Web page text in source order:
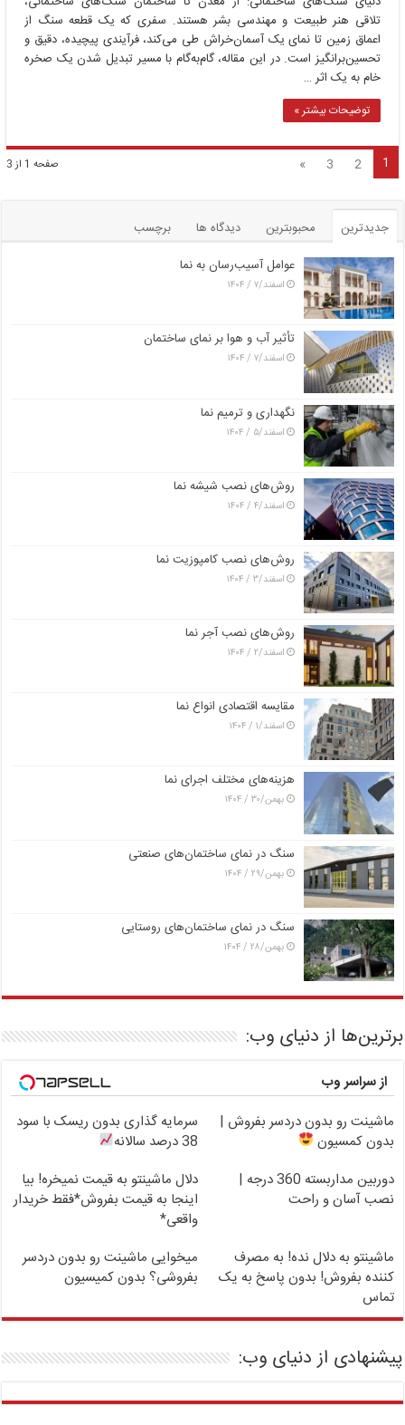
تلاقی هنر طبیعت و مهندسی بشر هستند. سفری که یک قطعه سنگ از
اعماق زمین تا نمای یک آسمان‌خراش طی می‌کند، فرآیندی پیچیده، دقیق و
تحسین‌برانگیز است. در این مقاله، گام‌به‌گام با مسیر تبدیل شدن یک صخره
خام به یک اثر …
توضیحات بیشتر »
صفحه 1 از 3 1
2
3
»
جدیدترین محبوبترین دیدگاه ها
برچسب
عوامل آسیب‌رسان به نما
اسفند/۷ / ۱۴۰۴
تأثیر آب و هوا بر نمای ساختمان
اسفند/۷ / ۱۴۰۴
نگهداری و ترمیم نما
اسفند/۵ / ۱۴۰۴
روش‌های نصب شیشه نما
اسفند/۴ / ۱۴۰۴
روش‌های نصب کامپوزیت نما
اسفند/۳ / ۱۴۰۴
روش‌های نصب آجر نما
اسفند/۲ / ۱۴۰۴
مقایسه اقتصادی انواع نما
اسفند/۱ / ۱۴۰۴
هزینه‌های مختلف اجرای نما
بهمن/۳۰ / ۱۴۰۴
سنگ در نمای ساختمان‌های صنعتی
بهمن/۲۹ / ۱۴۰۴
سنگ در نمای ساختمان‌های روستایی
بهمن/۲۸ / ۱۴۰۴
برترین‌ها از دنیای وب:
از سراسر وب
ماشینت رو بدون دردسر بفروش |
بدون کمسیون
سرمایه گذاری بدون ریسک با سود
38 درصد سالانه
دوربین مداربسته 360 درجه |
نصب آسان و راحت
دلال ماشینتو به قیمت نمیخره! بیا
اینجا به قیمت بفروش*فقط خریدار
واقعی*
ماشینتو به دلال نده! به مصرف
کننده بفروش! بدون پاسخ به یک
تماس
میخوایی ماشینت رو بدون دردسر
بفروشی؟ بدون کمیسیون
پیشنهادی از دنیای وب: